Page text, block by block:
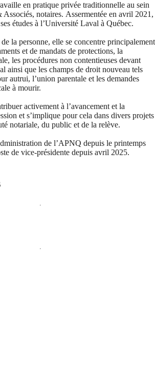
en pratique privée traditionnelle au sein
Associés, notaires. Assermentée en avril 2021,
études à l’Université Laval à Québec.
la personne, elle se concentre principalement
et de mandats de protections, la
les procédures non contentieuses devant
ainsi que les champs de droit nouveau tels
autrui, l’union parentale et les demandes
à mourir.
activement à l’avancement et la
et s’implique pour cela dans divers projets
notariale, du public et de la relève.
de l’APNQ depuis le printemps
de vice-présidente depuis avril 2025.